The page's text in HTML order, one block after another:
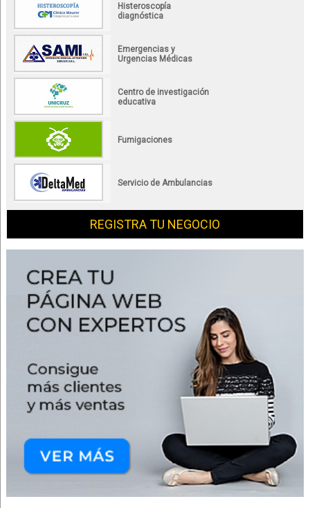
Histeroscopía
diagnóstica
Emergencias y
Urgencias Médicas
Centro de investigación
educativa
Fumigaciones
Servicio de Ambulancias
REGISTRA TU NEGOCIO